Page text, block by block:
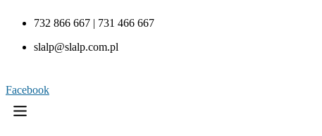
732 866 667 | 731 466 667
slalp@slalp.com.pl
Facebook